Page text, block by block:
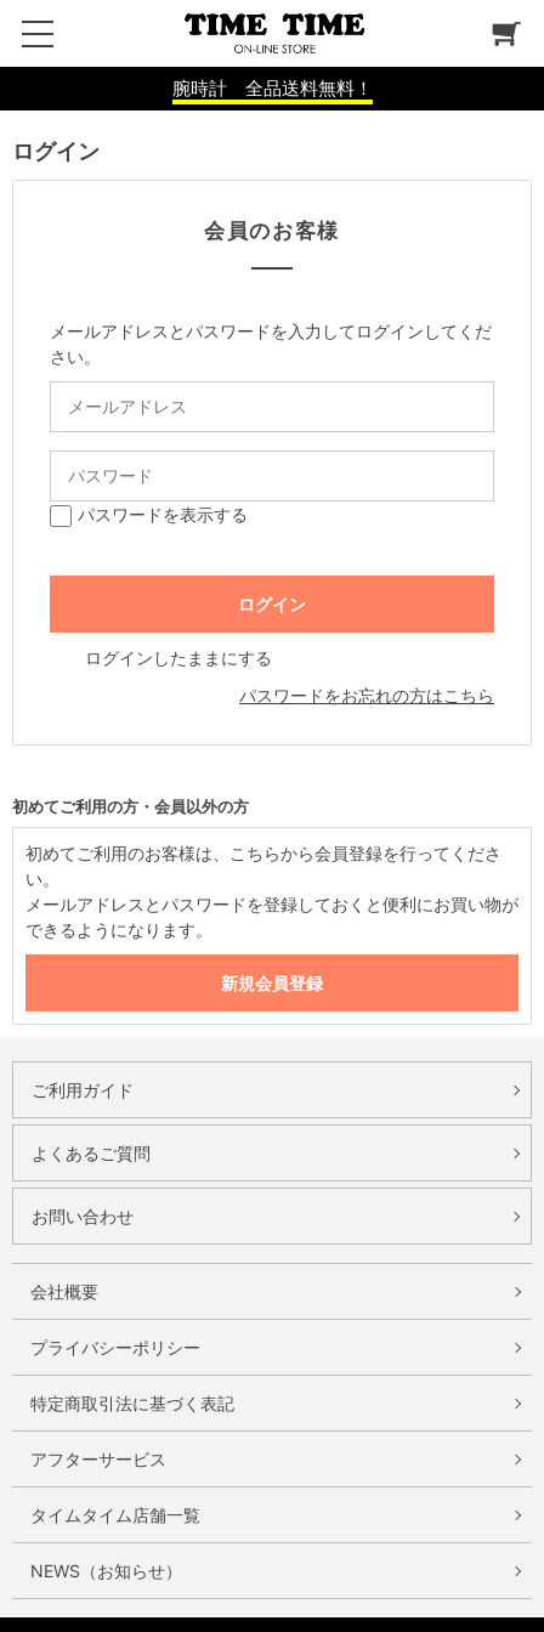
腕時計 全品送料無料！
ログイン
会員のお客様
メールアドレスとパスワードを入力してログインしてくだ
さい。
パスワードを表示する
ログインしたままにする
パスワードをお忘れの方はこちら
初めてご利用の方・会員以外の方
初めてご利用のお客様は、こちらから会員登録を行ってくださ
い。
メールアドレスとパスワードを登録しておくと便利にお買い物が
できるようになります。
ご利用ガイド
よくあるご質問
お問い合わせ
会社概要
プライバシーポリシー
特定商取引法に基づく表記
アフターサービス
タイムタイム店舗一覧
NEWS（お知らせ）